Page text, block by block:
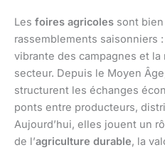
Les foires agricoles sont
rassemblements saisonniers
vibrante des campagnes et
secteur. Depuis le Moyen
structurent les échanges
ponts entre producteurs,
Aujourd’hui, elles jouent un
de l’agriculture durable, la